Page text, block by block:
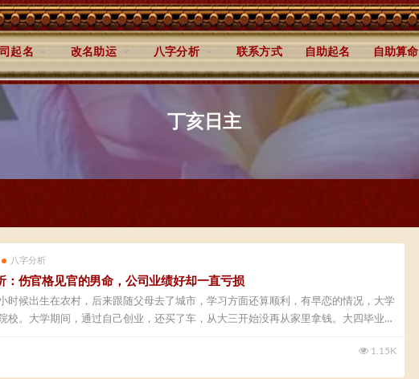
起名 改名助运 八字分析 联系方式 自助起名 自助算命
丁亥日主
八字分析
：伤官格见官的男命，公司业绩好却一直亏损
时候出生在农村，后来跟随父母去了城市，学习方面还算顺利，有早恋的情况，大学
校。大学期间，通过自己创业，还买了车，从大三开始没再从家里拿钱。大四毕业
1.15K